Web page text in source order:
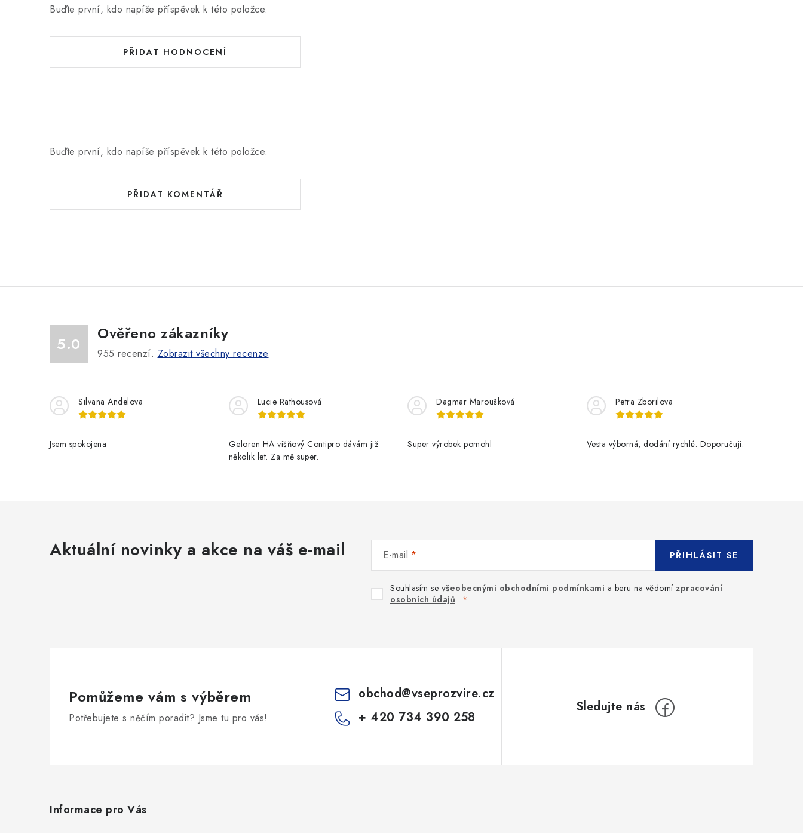
Buďte první, kdo napíše příspěvek k této položce.
PŘIDAT HODNOCENÍ
Buďte první, kdo napíše příspěvek k této položce.
PŘIDAT KOMENTÁŘ
5.0
Ověřeno zákazníky
955 recenzí. Zobrazit všechny recenze
Silvana Andelova
Jsem spokojena
Lucie Rathousová
Geloren HA višňový Contipro dávám již
několik let. Za mě super.
Dagmar Maroušková
Super výrobek pomohl
Petra Zborilova
Vesta výborná, dodání rychlé. Doporučuji.
Aktuální novinky a akce na váš e-mail E-mail
Souhlasím se všeobecnými obchodními podmínkami a beru na vědomí zpracování
osobních údajů.
PŘIHLÁSIT SE
Pomůžeme vám s výběrem
Potřebujete s něčím poradit? Jsme tu pro vás!
obchod@vseprozvire.cz
+ 420 734 390 258
Informace pro Vás